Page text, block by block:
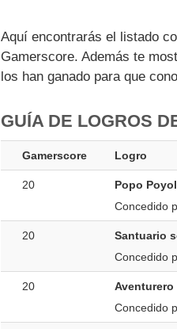
Aquí encontrarás el listado
Gamerscore. Además te
los han ganado para que
GUÍA DE LOGROS
Gamerscore Logro
20
Popo
Concedido
20
Santuario
Concedido
20
Aventurero
Concedido